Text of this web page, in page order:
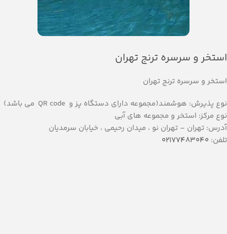
استخر و سرسره ترنج تهران
استخر و سرسره ترنج تهران
نوع پذیرش: هوشمند(مجموعه دارای دستگاه پز و QR code می باشد)
نوع مرکز: استخر و مجموعه های آبی
آدرس: تهران – تهران نو ، میدان رحیمی ، خیابان سرمدیان
تلفن: 02177483040